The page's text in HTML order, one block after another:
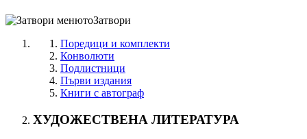
Затвори
Поредици и комплекти
Конволюти
Подлистници
Първи издания
Книги с автограф
ХУДОЖЕСТВЕНА ЛИТЕРАТУРА